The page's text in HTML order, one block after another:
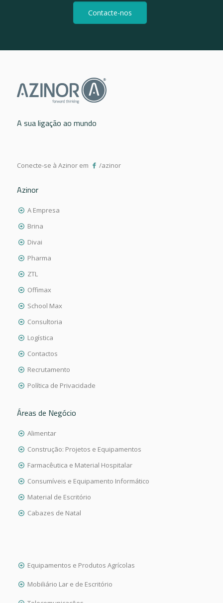
Contacte-nos
A sua ligação ao mundo
Conecte-se à Azinor em /azinor
Azinor
A Empresa
Brina
Divai
Pharma
ZTL
Offimax
School Max
Consultoria
Logística
Contactos
Recrutamento
Política de Privacidade
Áreas de Negócio
Alimentar
Construção: Projetos e Equipamentos
Farmacêutica e Material Hospitalar
Consumíveis e Equipamento Informático
Material de Escritório
Cabazes de Natal
Equipamentos e Produtos Agrícolas
Mobiliário Lar e de Escritório